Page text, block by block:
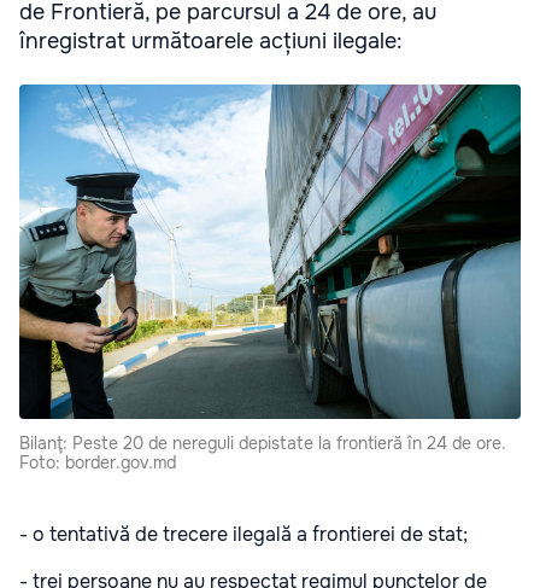
de Frontieră, pe parcursul a 24 de ore, au
înregistrat următoarele acțiuni ilegale:
Bilanţ: Peste 20 de nereguli depistate la frontieră în 24 de ore.
Foto: border.gov.md
- o tentativă de trecere ilegală a frontierei de stat;
- trei persoane nu au respectat regimul punctelor de